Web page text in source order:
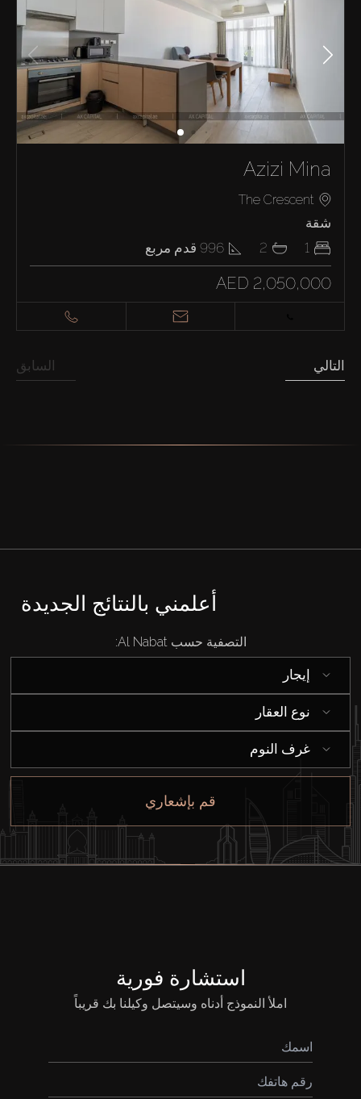
Azizi Mina
The Crescent
شقة
1
2
996 قدم مربع
AED 2,050,000
السابق التالي
أعلمني بالنتائج الجديدة
التصفية حسب Al Nabat:
إيجار
نوع العقار
غرف النوم
قم بإشعاري
استشارة فورية
املأ النموذج أدناه وسيتصل وكيلنا بك قريباً